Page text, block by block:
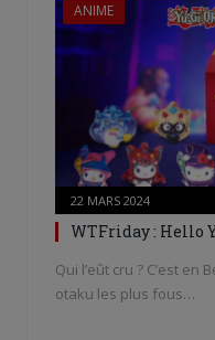
ANIME
22 MARS 2024
WTFriday : Hello
Qui l’eût cru ? C’est
otaku les plus fous…